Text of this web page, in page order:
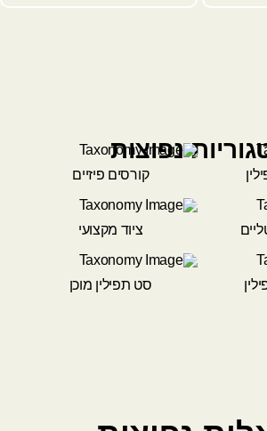
נפוצות
קורסים פיזיים
ציוד מקצועי
סט תפילין מוכן